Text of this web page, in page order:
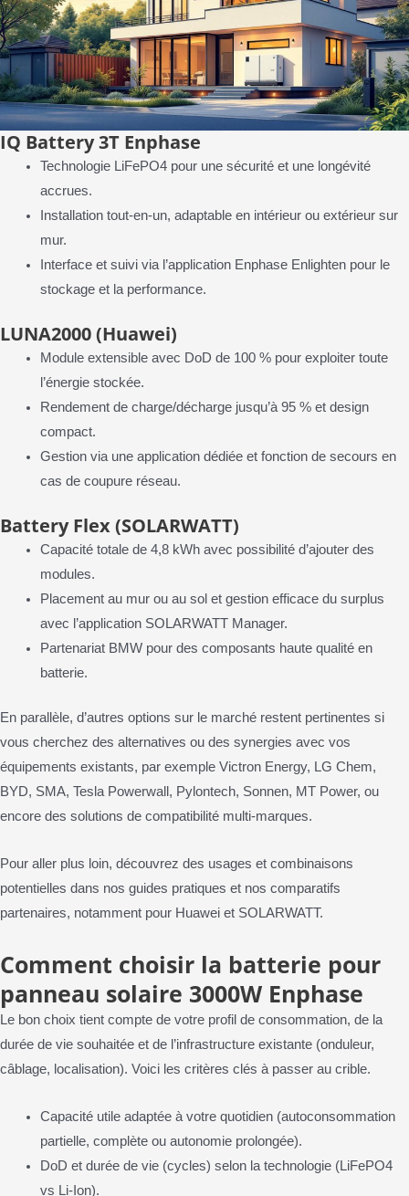
IQ Battery 3T Enphase
Technologie LiFePO4 pour une sécurité et une longévité
accrues.
Installation tout-en-un, adaptable en intérieur ou extérieur sur
mur.
Interface et suivi via l’application Enphase Enlighten pour le
stockage et la performance.
LUNA2000 (Huawei)
Module extensible avec DoD de 100 % pour exploiter toute
l’énergie stockée.
Rendement de charge/décharge jusqu’à 95 % et design
compact.
Gestion via une application dédiée et fonction de secours en
cas de coupure réseau.
Battery Flex (SOLARWATT)
Capacité totale de 4,8 kWh avec possibilité d’ajouter des
modules.
Placement au mur ou au sol et gestion efficace du surplus
avec l’application SOLARWATT Manager.
Partenariat BMW pour des composants haute qualité en
batterie.
En parallèle, d’autres options sur le marché restent pertinentes si
vous cherchez des alternatives ou des synergies avec vos
équipements existants, par exemple Victron Energy, LG Chem,
BYD, SMA, Tesla Powerwall, Pylontech, Sonnen, MT Power, ou
encore des solutions de compatibilité multi-marques.
Pour aller plus loin, découvrez des usages et combinaisons
potentielles dans nos guides pratiques et nos comparatifs
partenaires, notamment pour Huawei et SOLARWATT.
Comment choisir la batterie pour
panneau solaire 3000W Enphase
Le bon choix tient compte de votre profil de consommation, de la
durée de vie souhaitée et de l’infrastructure existante (onduleur,
câblage, localisation). Voici les critères clés à passer au crible.
Capacité utile adaptée à votre quotidien (autoconsommation
partielle, complète ou autonomie prolongée).
DoD et durée de vie (cycles) selon la technologie (LiFePO4
vs Li-Ion).